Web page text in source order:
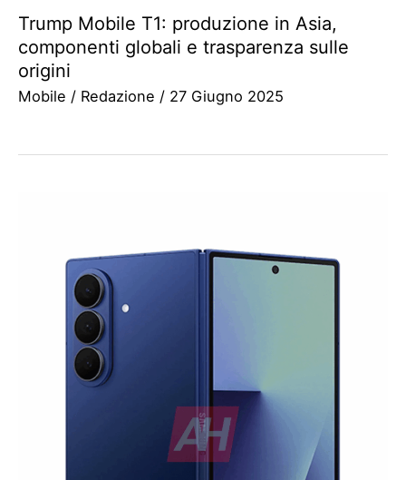
Trump Mobile T1: produzione in Asia,
componenti globali e trasparenza sulle
origini
Mobile / Redazione / 27 Giugno 2025